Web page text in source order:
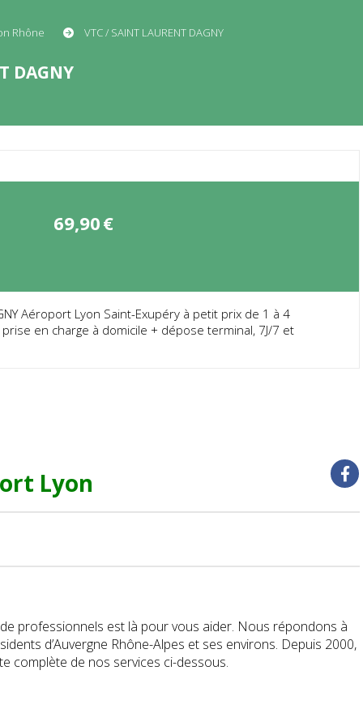
Rhône VTC / SAINT LAURENT DAGNY
DAGNY
69,90€
Aéroport Lyon Saint-Exupéry à petit prix de 1 à 4
en charge à domicile + dépose terminal, 7J/7 et
Lyon
professionnels est là pour vous aider. Nous répondons à
d’Auvergne Rhône-Alpes et ses environs. Depuis 2000,
complète de nos services ci-dessous.